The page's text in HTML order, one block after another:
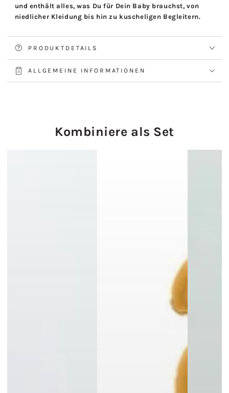
und enthält alles, was Du für Dein Baby brauchst, von
niedlicher Kleidung bis hin zu kuscheligen Begleitern.
PRODUKTDETAILS
ALLGEMEINE INFORMATIONEN
Kombiniere als Set